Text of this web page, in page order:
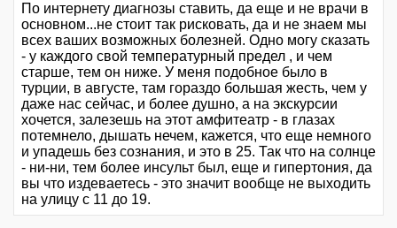
По интернету диагнозы ставить, да еще и не врачи в
основном...не стоит так рисковать, да и не знаем мы
всех ваших возможных болезней. Одно могу сказать
- у каждого свой температурный предел , и чем
старше, тем он ниже. У меня подобное было в
турции, в августе, там гораздо большая жесть, чем у
даже нас сейчас, и более душно, а на экскурсии
хочется, залезешь на этот амфитеатр - в глазах
потемнело, дышать нечем, кажется, что еще немного
и упадешь без сознания, и это в 25. Так что на солнце
- ни-ни, тем более инсульт был, еще и гипертония, да
вы что издеваетесь - это значит вообще не выходить
на улицу с 11 до 19.